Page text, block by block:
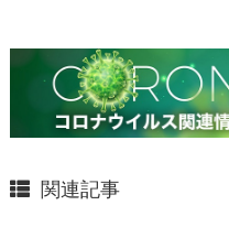
関連記事